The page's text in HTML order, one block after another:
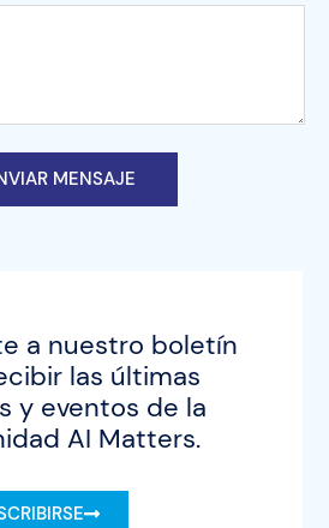
MENSAJE
a nuestro boletín
las últimas
y eventos de la
AI Matters.